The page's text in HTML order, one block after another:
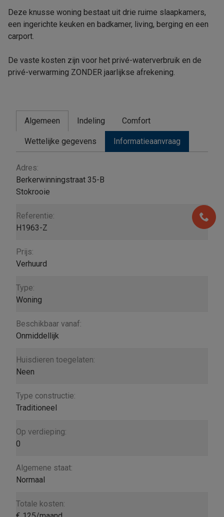
Deze knusse woning bestaat uit drie ruime slaapkamers,
een ingerichte keuken en badkamer, living, berging en een
carport.
De vaste kosten zijn voor het privé-waterverbruik en de
privé-verwarming ZONDER jaarlijkse afrekening.
Algemeen Indeling Comfort
Wettelijke gegevens Informatieaanvraag
Algemeen
Adres:
Berkerwinningstraat 35-B
Stokrooie
Referentie:
H1963-Z
Prijs:
Verhuurd
Type:
Woning
Beschikbaar vanaf:
Onmiddellijk
Huisdieren toegelaten:
Neen
Type constructie:
Traditioneel
Op verdieping:
0
Algemene staat:
Normaal
Totale kosten: